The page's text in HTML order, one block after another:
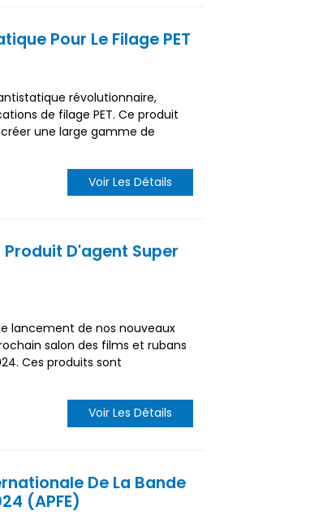
Pour Le Filage PET
révolutionnaire,
de filage PET. Ce produit
une large gamme de
Voir Les Détails
D'agent Super
lancement de nos nouveaux
salon des films et rubans
Ces produits sont
Voir Les Détails
De La Bande
(APFE)